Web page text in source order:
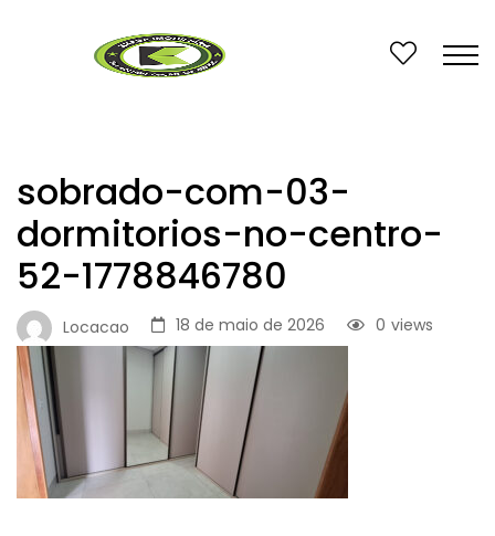
sobrado-com-03-
dormitorios-no-centro-
52-1778846780
Locacao 18 de maio de 2026 views
0